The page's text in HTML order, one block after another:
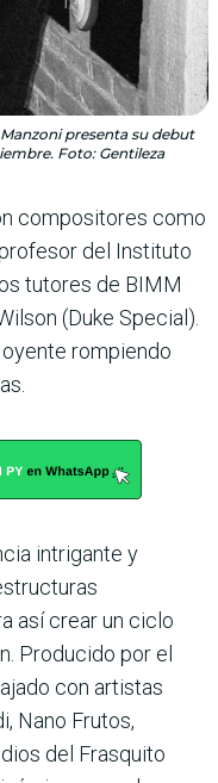
presenta su debut
Foto: Gentileza
compositores como
del Instituto
tutores de BIMM
(Duke Special).
rompiendo
intrigante y
así crear un ciclo
Producido por el
con artistas
Nano Frutos,
del Frasquito